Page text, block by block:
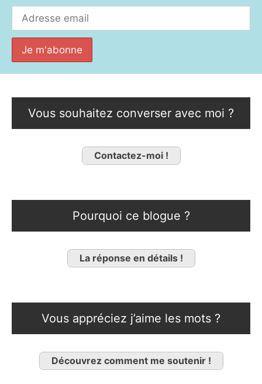
Vous souhaitez converser avec moi ?
Contactez-moi !
Pourquoi ce blogue ?
La réponse en détails !
Vous appréciez j’aime les mots ?
Découvrez comment me soutenir !